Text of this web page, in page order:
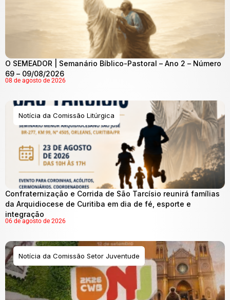
O SEMEADOR | Semanário Bíblico-Pastoral – Ano 2 – Número
69 – 09/08/2026
08 de agosto de 2026
Notícia da Comissão Litúrgica
Confraternização e Corrida de São Tarcísio reunirá famílias
da Arquidiocese de Curitiba em dia de fé, esporte e
integração
06 de agosto de 2026
Notícia da Comissão Setor Juventude